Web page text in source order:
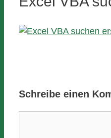
Schreibe einen